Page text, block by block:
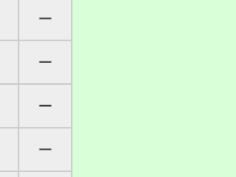
─
─
─
─